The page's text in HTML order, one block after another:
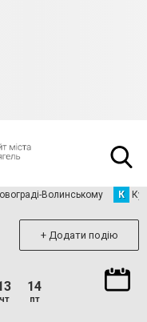
Волинському К
+ Додати подію
чт
14
пт